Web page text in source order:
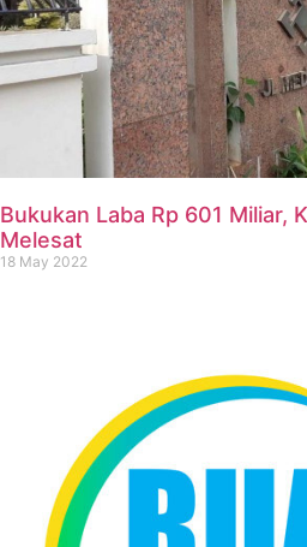
Bukukan Laba Rp 601 Miliar,
Melesat
18 May 2022